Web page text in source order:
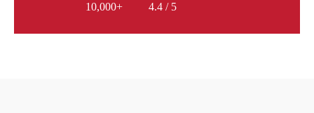
10,000+
4.4 / 5